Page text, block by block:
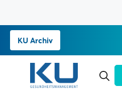
Zum
Inhalt
springen
KU Archiv